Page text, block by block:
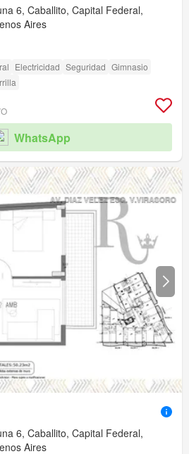
6, Caballito, Capital Federal,
Aires
Electricidad Seguridad Gimnasio
WhatsApp
6, Caballito, Capital Federal,
Aires